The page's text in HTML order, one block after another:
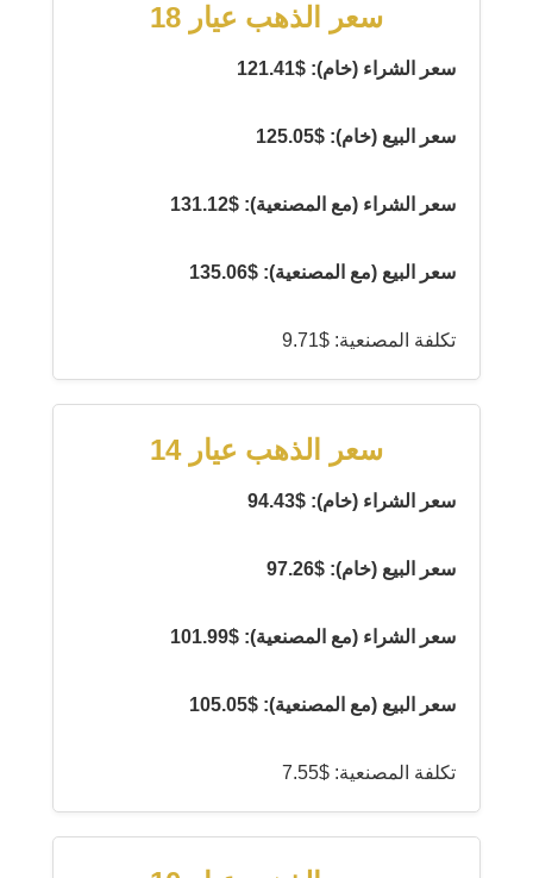
سعر الذهب عيار 18
سعر الشراء (خام): $121.41
سعر البيع (خام): $125.05
سعر الشراء (مع المصنعية): $131.12
سعر البيع (مع المصنعية): $135.06
تكلفة المصنعية: $9.71
سعر الذهب عيار 14
سعر الشراء (خام): $94.43
سعر البيع (خام): $97.26
سعر الشراء (مع المصنعية): $101.99
سعر البيع (مع المصنعية): $105.05
تكلفة المصنعية: $7.55